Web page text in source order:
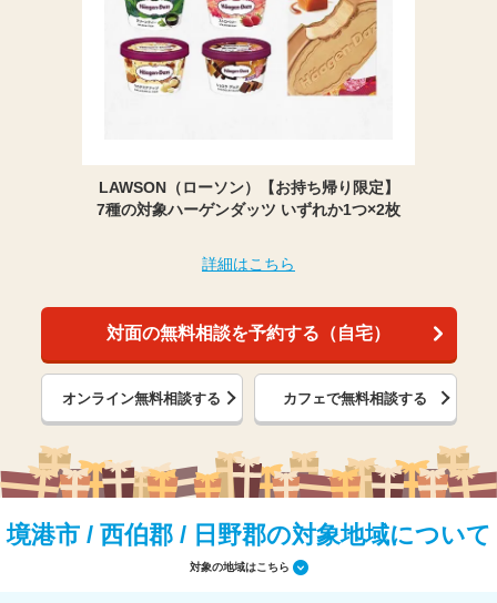
LAWSON（ローソン）【お持ち帰り限定】
7種の対象ハーゲンダッツ いずれか1つ×2枚
詳細はこちら
対面の無料相談を予約する（自宅）
オンライン無料相談する カフェで無料相談する
境港市 / 西伯郡 / 日野郡の対象地域について
対象の地域はこちら